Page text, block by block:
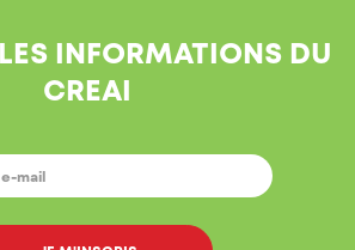
INFORMATIONS DU
CREAI